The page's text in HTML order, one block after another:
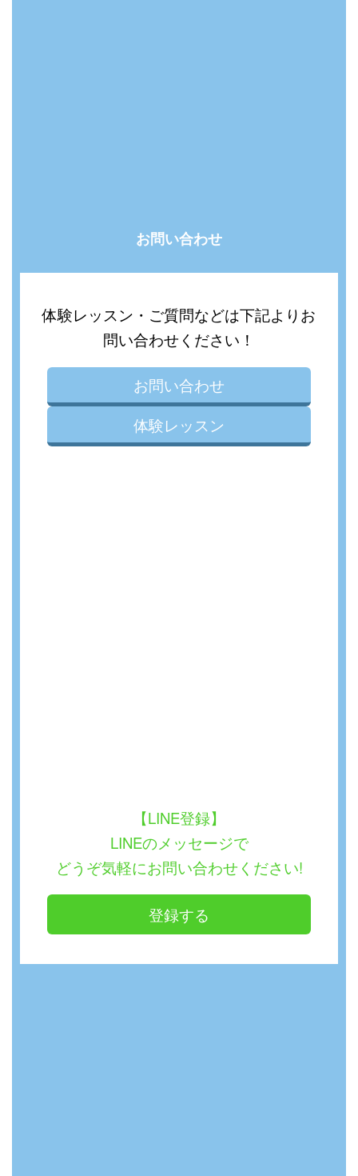
お問い合わせ
体験レッスン・ご質問などは下記よりお
問い合わせください！
お問い合わせ
体験レッスン
【LINE登録】
LINEのメッセージで
どうぞ気軽にお問い合わせください!
登録する